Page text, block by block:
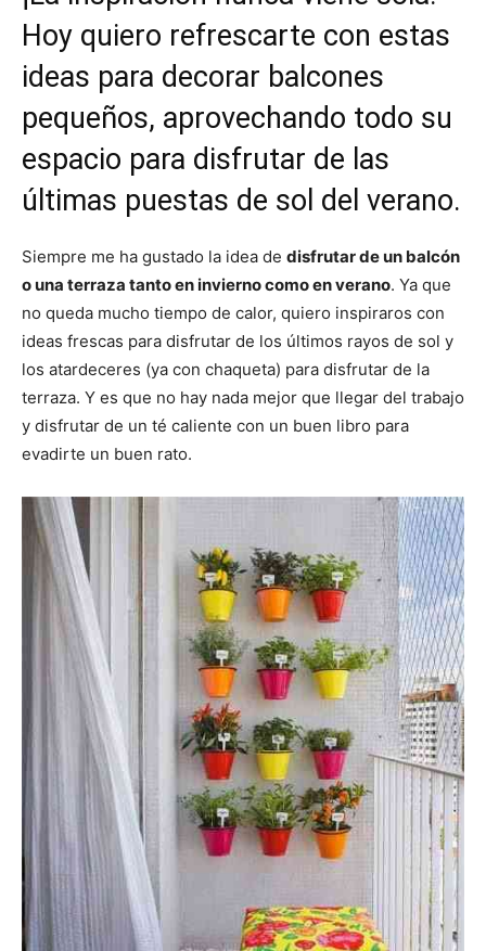
r
e
n
t
e
)
r
e
n
o r
i
e
n
r
s
r
i
e
n
r
i
A
p
Hoy quiero refrescarte con estas
ideas para decorar balcones
pequeños, aprovechando todo su
espacio para disfrutar de las
últimas puestas de sol del verano.
Siempre me ha gustado la idea de disfrutar de un balcón
o una terraza tanto en invierno como en verano. Ya que
no queda mucho tiempo de calor, quiero inspiraros con
ideas frescas para disfrutar de los últimos rayos de sol y
los atardeceres (ya con chaqueta) para disfrutar de la
terraza. Y es que no hay nada mejor que llegar del trabajo
y disfrutar de un té caliente con un buen libro para
evadirte un buen rato.